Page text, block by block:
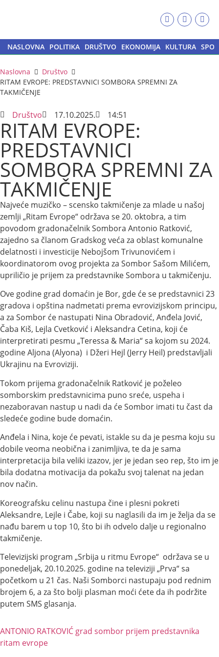
NASLOVNA POLITIKA DRUŠTVO EKONOMIJA KULTURA
Naslovna
Društvo
RITAM EVROPE: PREDSTAVNICI SOMBORA SPREMNI ZA
TAKMIČENJE
Društvo 17.10.2025. 14:51
RITAM EVROPE:
PREDSTAVNICI
SOMBORA SPREMNI ZA
TAKMIČENJE
Najveće muzičko – scensko takmičenje za mlade u našoj
zemlji „Ritam Evrope“ održava se 20. oktobra, a tim
povodom gradonačelnik Sombora Antonio Ratković,
zajedno sa članom Gradskog veća za oblast komunalne
delatnosti i investicije Nebojšom Trivunovićem i
koordinatorom ovog projekta za Sombor Sašom Milićem,
upriličio je prijem za predstavnike Sombora u takmičenju.
Ove godine grad domaćin je Bor, gde će se predstavnici 23
gradova i opština nadmetati prema evrovizijskom principu,
a za Sombor će nastupati Nina Obradović, Anđela Jović,
Čaba Kiš, Lejla Cvetković i Aleksandra Cetina, koji će
interpretirati pesmu „Teressa & Maria“ sa kojom su 2024.
godine Aljona (Alyona) i Džeri Hejl (Jerry Heil) predstavljali
Ukrajinu na Evroviziji.
Tokom prijema gradonačelnik Ratković je poželeo
somborskim predstavnicima puno sreće, uspeha i
nezaboravan nastup u nadi da će Sombor imati tu čast da
sledeće godine bude domaćin.
Anđela i Nina, koje će pevati, istakle su da je pesma koju su
dobile veoma neobična i zanimljiva, te da je sama
interpretacija bila veliki izazov, jer je jedan seo rep, što im je
bila dodatna motivacija da pokažu svoj talenat na jedan
nov način.
Koreografsku celinu nastupa čine i plesni pokreti
Aleksandre, Lejle i Čabe, koji su naglasili da im je želja da se
nađu barem u top 10, što bi ih odvelo dalje u regionalno
takmičenje.
Televizijski program „Srbija u ritmu Evrope“ održava se u
ponedeljak, 20.10.2025. godine na televiziji „Prva“ sa
početkom u 21 čas. Naši Somborci nastupaju pod rednim
brojem 6, a za što bolji plasman moći ćete da ih podržite
putem SMS glasanja.
ANTONIO RATKOVIĆ grad sombor prijem predstavnika
ritam evrope